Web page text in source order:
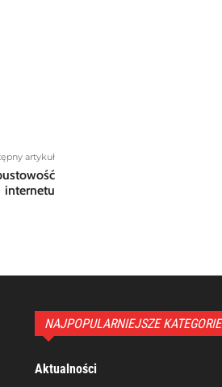
artykuł
internetu
NAJPOPULARNIEJSZE KATEGORIE
Aktualności